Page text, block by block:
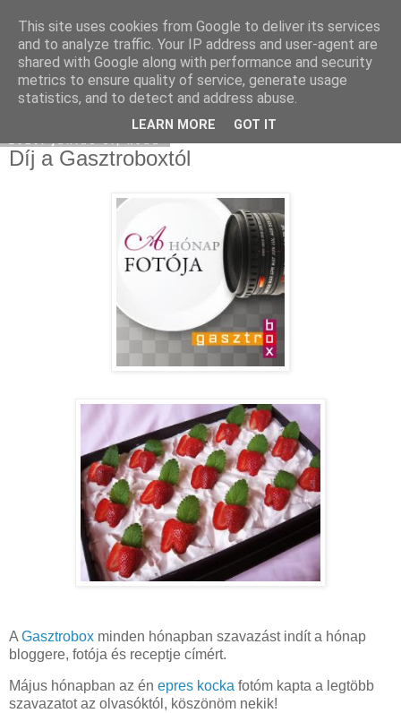
Moha Konyha
Díj a Gasztroboxtól
A Gasztrobox minden hónapban szavazást indít a hónap
bloggere, fotója és receptje címért.
Május hónapban az én epres kocka fotóm kapta a legtöbb
szavazatot az olvasóktól, köszönöm nekik!
This site uses cookies from Google to deliver its services
and to analyze traffic. Your IP address and user-agent are
shared with Google along with performance and security
metrics to ensure quality of service, generate usage
statistics, and to detect and address abuse.
LEARN MORE GOT IT